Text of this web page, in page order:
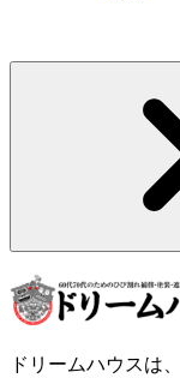
ドリームハウスは